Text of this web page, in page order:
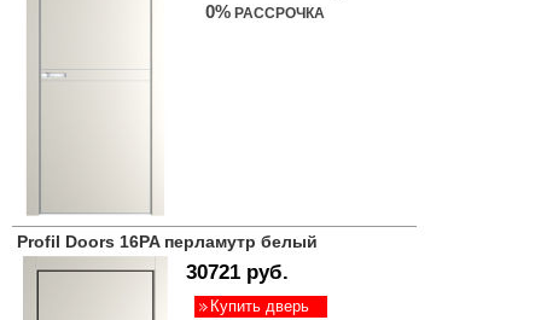
0% РАССРОЧКА
Profil Doors 16PA перламутр белый
30721 руб.
Купить дверь